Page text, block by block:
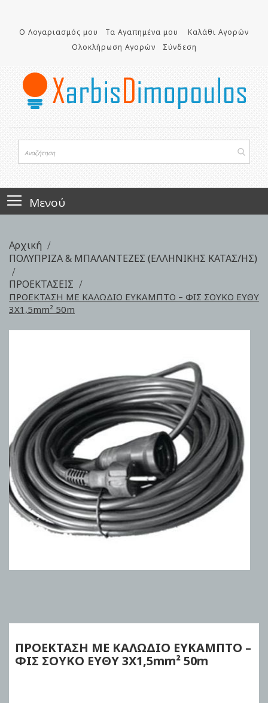
περιεχόμενο
Ο Λογαριασμός μου Τα Αγαπημένα μου
Καλάθι Αγορών
Ολοκλήρωση Αγορών
Σύνδεση
Μενού
Αρχική
ΠΟΛΥΠΡΙΖΑ & ΜΠΑΛΑΝΤΕΖΕΣ (ΕΛΛΗΝΙΚΗΣ ΚΑΤΑΣ/ΗΣ)
ΠΡΟΕΚΤΑΣΕΙΣ
ΠΡΟΕΚΤΑΣΗ ΜΕ ΚΑΛΩΔΙΟ ΕΥΚΑΜΠΤΟ – ΦΙΣ ΣΟΥΚΟ EYΘΥ
3Χ1,5mm² 50m
Skip
images
gallery
beginning
the
images
ΠΡΟΕΚΤΑΣΗ ΜΕ ΚΑΛΩΔΙΟ ΕΥΚΑΜΠΤΟ –
ΦΙΣ ΣΟΥΚΟ EYΘΥ3Χ1,5mm²50m